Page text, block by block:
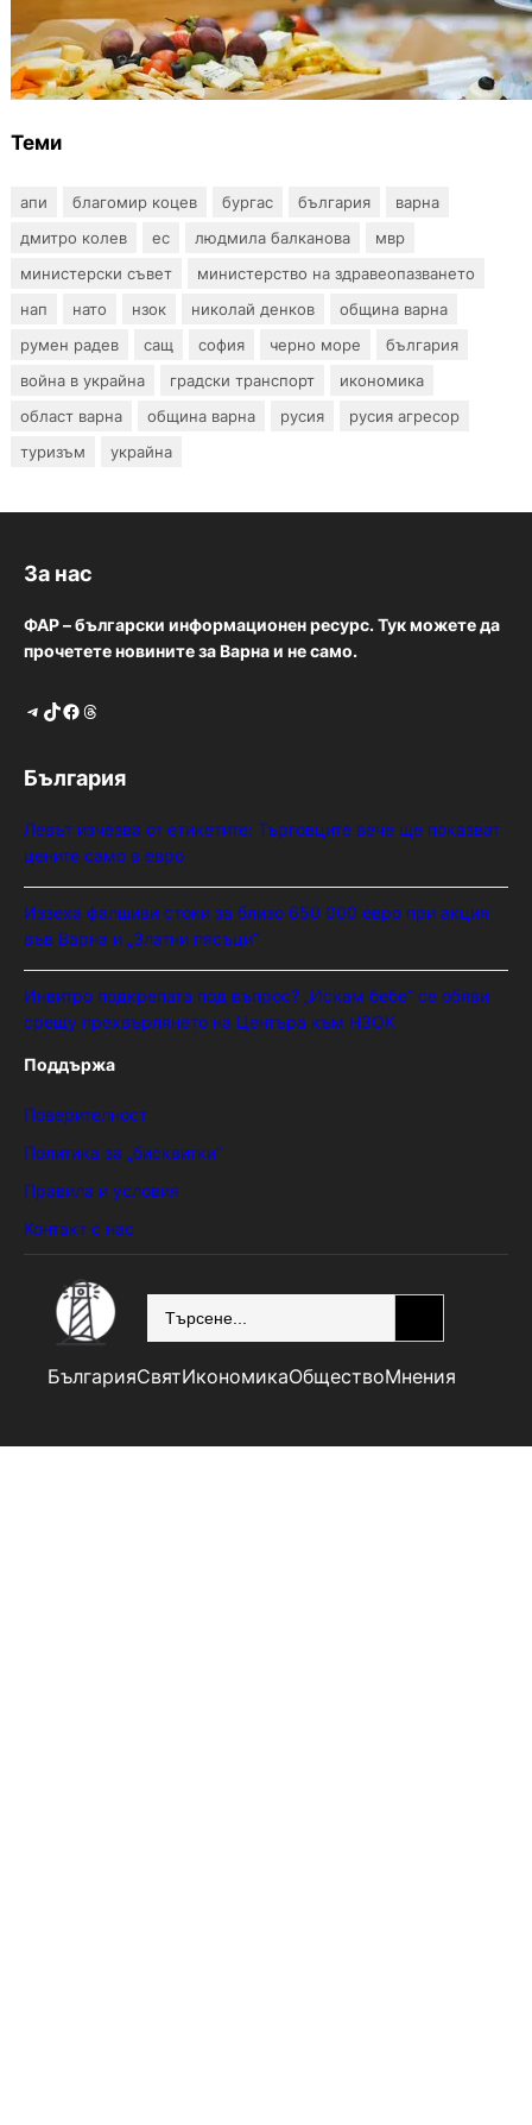
От август се променят осигурителните
вноски за седем икономически дейности
Теми
апи благомир коцев бургас българия
варна
дмитро колев
ес людмила балканова
мвр
министерски съвет
министерство на здравеопазването
нап
нато нзок николай денков
община варна
румен радев
сащ софия черно море
българия
война в украйна
градски транспорт
икономика
област варна
община варна русия
русия агресор
туризъм
украйна
За нас
ФАР – български информационен ресурс. Тук можете да
прочетете новините за Варна и не само.
Telegram TikTok Facebook Threads
България
Левът изчезва от етикетите: Търговците вече ще показват
цените само в евро
Иззеха фалшиви стоки за близо 650 000 евро при акция
във Варна и „Златни пясъци“
Инвитро подкрепата под въпрос? „Искам бебе“ се обяви
срещу прехвърлянето на Центъра към НЗОК
Поддържа
Поверителност
Политика за „бисквитки“
Правила и условия
Контакт с нас
БългарияСвятИкономикаОбществоМнения